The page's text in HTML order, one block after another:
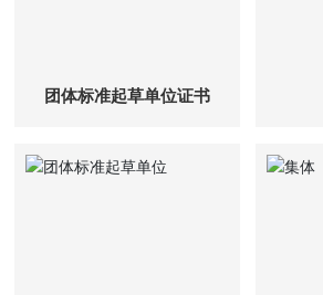
团体标准起草单位证书